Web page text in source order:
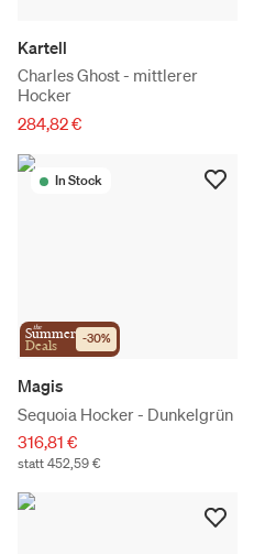
Kartell
Charles Ghost - mittlerer
Hocker
284,82 €
In Stock
the
Summer
Deals -30%
Magis
Sequoia Hocker - Dunkelgrün
316,81 €
statt 452,59 €